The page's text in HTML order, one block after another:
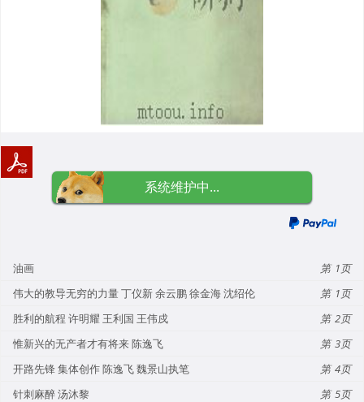
系统维护中...
油画
1
伟大的教导无穷的力量 丁仪新 余云鹏 徐金海 沈绍伦
1
胜利的航程 许明耀 王利国 王伟戍
2
惟新兴的无产者才有将来 陈逸飞
3
开路先锋 集体创作 陈逸飞 魏景山执笔
4
针刺麻醉 汤沐黎
5